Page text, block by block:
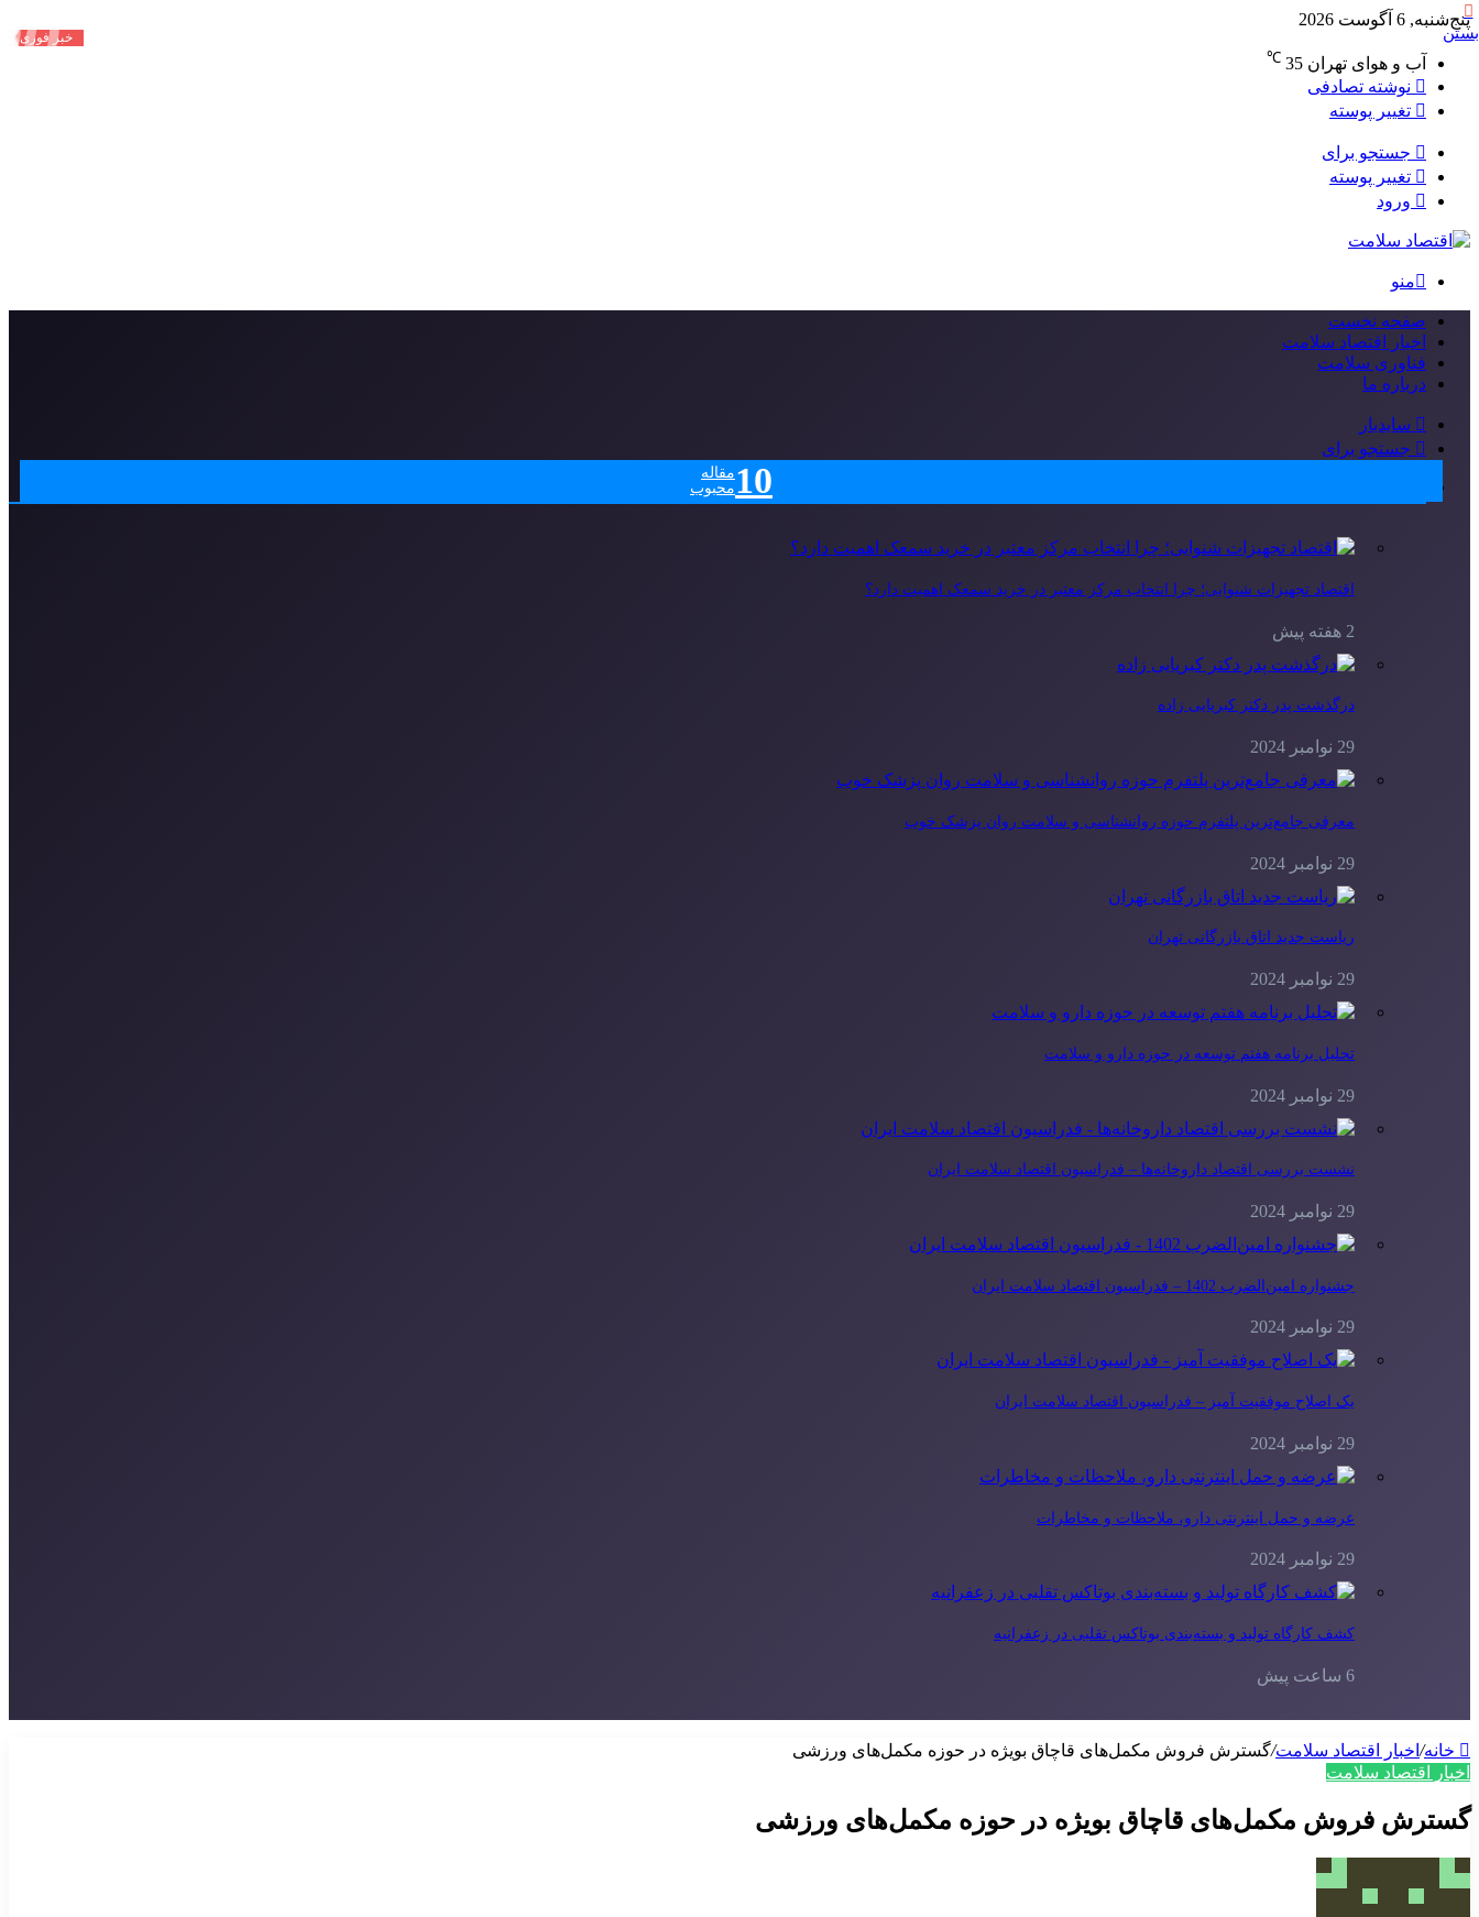
پنج‌شنبه, 6 آگوست 2026
خبر فوری
آب و هوای تهران 35
℃
نوشته تصادفی
تغییر پوسته
جستجو برای
تغییر پوسته
ورود
منو
صفحه نخست
اخبار اقتصاد سلامت
فناوری سلامت
درباره ما
سایدبار
جستجو برای
10 مقاله
محبوب
اقتصاد تجهیزات شنوایی؛ چرا انتخاب مرکز معتبر در خرید سمعک اهمیت دارد؟
2 هفته پیش
درگذشت پدر دکتر کبریایی زاده
29 نوامبر 2024
معرفی جامع‌ترین پلتفرم حوزه روانشناسی و سلامت روان پزشک خوب
29 نوامبر 2024
ریاست جدید اتاق بازرگانی تهران
29 نوامبر 2024
تحلیل برنامه هفتم توسعه در حوزه دارو و سلامت
29 نوامبر 2024
نشست بررسی اقتصاد داروخانه‌ها – فدراسیون اقتصاد سلامت ایران
29 نوامبر 2024
جشنواره امین‌الضرب 1402 – فدراسیون اقتصاد سلامت ایران
29 نوامبر 2024
یک اصلاح موفقیت آمیز – فدراسیون اقتصاد سلامت ایران
29 نوامبر 2024
عرضه و حمل اینترنتی دارو، ملاحظات و مخاطرات
29 نوامبر 2024
کشف کارگاه تولید و بسته‌بندی بوتاکس تقلبی در زعفرانیه
6 ساعت پیش
خانه/ اخبار اقتصاد سلامت/گسترش فروش مکمل‌های قاچاق بویژه در حوزه مکمل‌های ورزشی
اخبار اقتصاد سلامت
گسترش فروش مکمل‌های قاچاق بویژه در حوزه مکمل‌های ورزشی
بستن